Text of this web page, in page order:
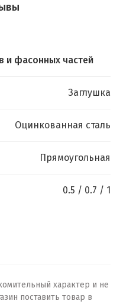
и фасонных частей
Заглушка
Оцинкованная сталь
Прямоугольная
0.5 / 0.7 / 1
характер и не
поставить товар в